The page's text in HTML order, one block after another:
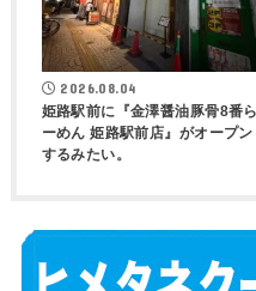
2026.08.04
姫路駅前に『金澤醤油豚骨8番ら
ーめん 姫路駅前店』がオープン
するみたい。